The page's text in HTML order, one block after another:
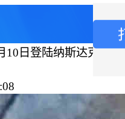
10日登陆纳斯达克，